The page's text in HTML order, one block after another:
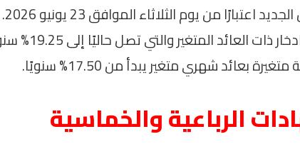
شهادات ادخار
بعائد شهري متغير يبدأ من 17.50% سنويًا.
الرباعية والخماسية